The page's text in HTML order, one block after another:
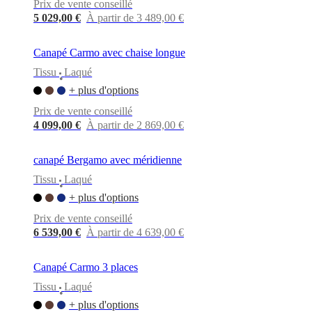
Prix de vente conseillé
5 029,00 € À partir de 3 489,00 €
Canapé Carmo avec chaise longue
Tissu
•
Laqué
+ plus d'options
Prix de vente conseillé
4 099,00 € À partir de 2 869,00 €
canapé Bergamo avec méridienne
Tissu
•
Laqué
+ plus d'options
Prix de vente conseillé
6 539,00 € À partir de 4 639,00 €
Canapé Carmo 3 places
Tissu
•
Laqué
+ plus d'options